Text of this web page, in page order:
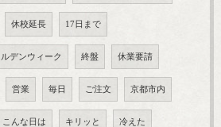
休校延長 17日まで
デンウィーク 終盤 休業要請
営業 毎日 ご注文 京都市内
こんな日は キリッと 冷えた